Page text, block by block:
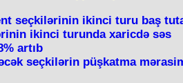
seçkilərinin ikinci turu baş
ikinci turunda xaricdə səs
artıb
seçkilərin püşkatma